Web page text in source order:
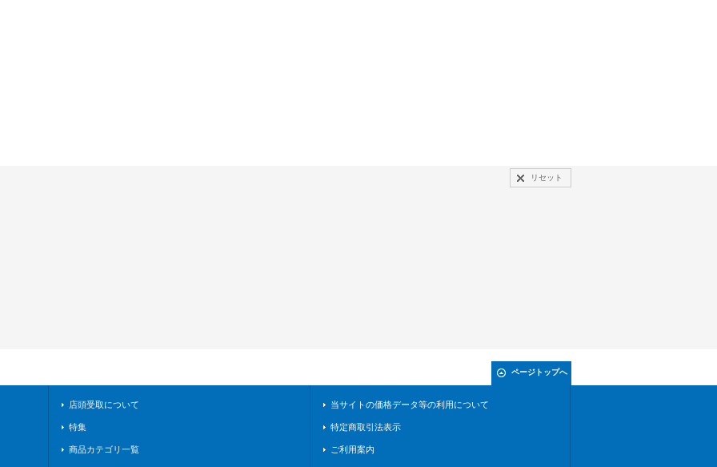
リセット
ページトップへ
店頭受取について
特集
商品カテゴリ一覧
当サイトの価格データ等の利用について
特定商取引法表示
ご利用案内